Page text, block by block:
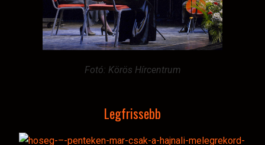
Fotó: Körös Hírcentrum
Legfrissebb